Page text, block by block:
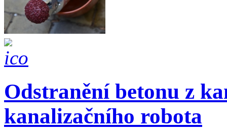
Odstranění betonu z
kanalizačního robota